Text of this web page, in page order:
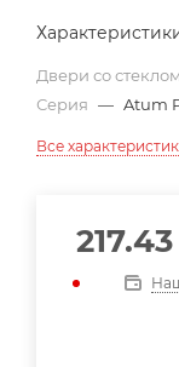
Двери со стеклом
Серия — Atum
Все
217.43